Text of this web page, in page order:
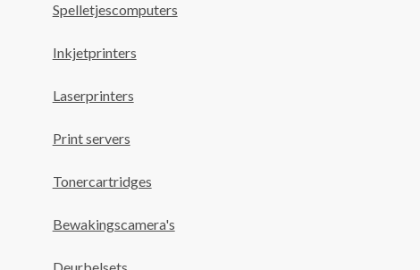
Spelletjescomputers
Inkjetprinters
Laserprinters
Print servers
Tonercartridges
Bewakingscamera's